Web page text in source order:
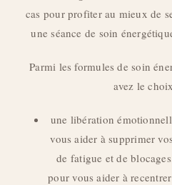
cas pour profiter au mieux de
une séance de soin
Parmi les formules de soin
avez le
une libération
vous aider à supprimer
de fatigue et de
pour vous aider à